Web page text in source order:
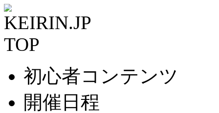
初心者コンテンツ
開催日程